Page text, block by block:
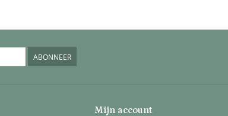
ABONNEER
Mijn account